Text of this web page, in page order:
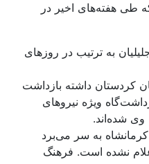
كه طی هفته‌های اخير در
به ترتيب در روزهای
كردستان داشته بازداشت
ويژه نيروهای
وی شده‌اند.
بازداشت‌گاه اداره اطلاعات شهر كرمانشاه به سر می‌برد
نشده است. فرهنگ